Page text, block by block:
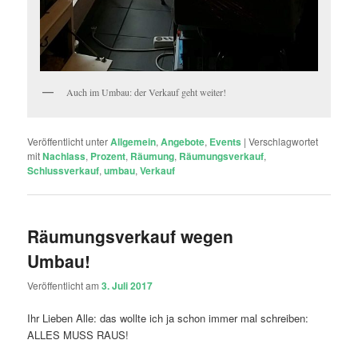
Auch im Umbau: der Verkauf geht weiter!
Veröffentlicht unterAllgemein,Angebote, Events |Verschlagwortet
mitNachlass, Prozent, Räumung, Räumungsverkauf,
Schlussverkauf,umbau,Verkauf
Räumungsverkauf wegen
Umbau!
Veröffentlicht am3. Juli 2017
Ihr Lieben Alle: das wollte ich ja schon immer mal schreiben:
ALLES MUSS RAUS!